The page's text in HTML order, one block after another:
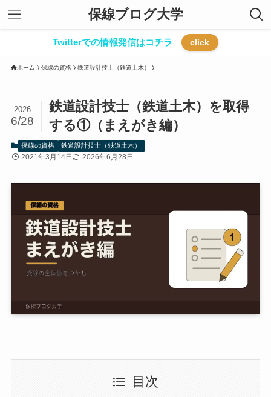
保線ブログ大学
Twitterでの情報発信はコチラ click
ホーム 保線の資格 鉄道設計技士（鉄道土木）
鉄道設計技士（鉄道土木）を取得
する①（まえがき編）
2026
6/28
保線の資格 鉄道設計技士（鉄道土木）
2021年3月14日 2026年6月28日
目次